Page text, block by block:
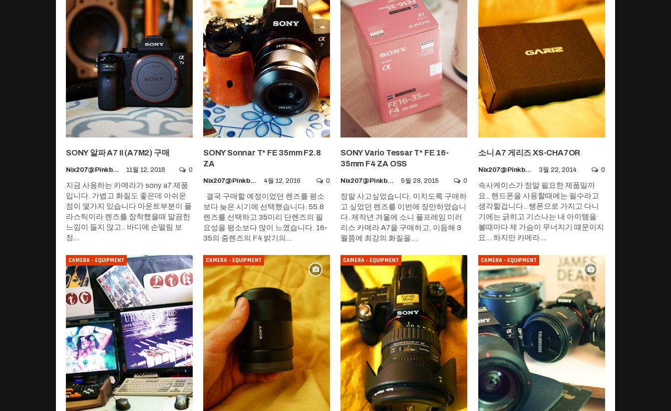
SONY 알파 A7 II (A7M2) 구매
Nix207@pinkboy.org 11월 12, 2016 0
지금 사용하는 카메라가 sony a7 제품
입니다. 가볍고 화질도 좋은데 아쉬운
점이 몇가지 있습니다 마운트부분이 플
라스틱이라 렌즈를 장착했을때 말끔한
느낌이 들지 않고.. 바디에 손떨림 보
정…
SONY Sonnar T* FE 35mm F2.8
ZA
Nix207@pinkboy.org 4월 12, 2016 0
결국 구매할 예정이었던 렌즈를 평소
보다 늦은 시기에 선택했습니다. 55.8
렌즈를 선택하고 35미리 단렌즈의 필
요성을 평소보다 많이 느꼈습니다. 16-
35의 줌렌즈의 F4 밝기의…
SONY Vario Tessar T* FE 16-
35mm F4 ZA OSS
Nix207@pinkboy.org 5월 28, 2015 0
정말 사고싶었습니다. 미치도록 구매하
고 싶었던 렌즈를 이번에 장만하였습니
다. 제작년 겨울에 소니 풀프레임 미러
리스 카메라 A7을 구매하고. 이듬해 3
월쯤에 최강의 화질을…
소니 A7 게리즈 XS-CHA7OR
Nix207@pinkboy.org 3월 22, 2014 0
속사케이스가 정말 필요한 제품일까
요.. 핸드폰을 사용할때에는 필수라고
생각할겁니다.. 쌩폰으로 가지고 다니
기에는 긁히고 기스나는 내 아이템을
볼때마다 제 가슴이 무너지기 떄문이지
요... 하지만 카메라…
CAMERA - EQUIPMENT CAMERA - EQUIPMENT CAMERA - EQUIPMENT CAMERA - EQUIPMENT